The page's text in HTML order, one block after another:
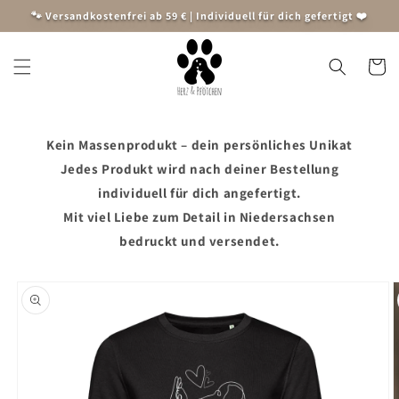
zum
Inhalt
🐾 Versandkostenfrei ab 59 € | Individuell für dich gefertigt ❤️
Kein Massenprodukt – dein persönliches Unikat
Jedes Produkt wird nach deiner Bestellung
individuell für dich angefertigt.
Mit viel Liebe zum Detail in Niedersachsen
bedruckt und versendet.